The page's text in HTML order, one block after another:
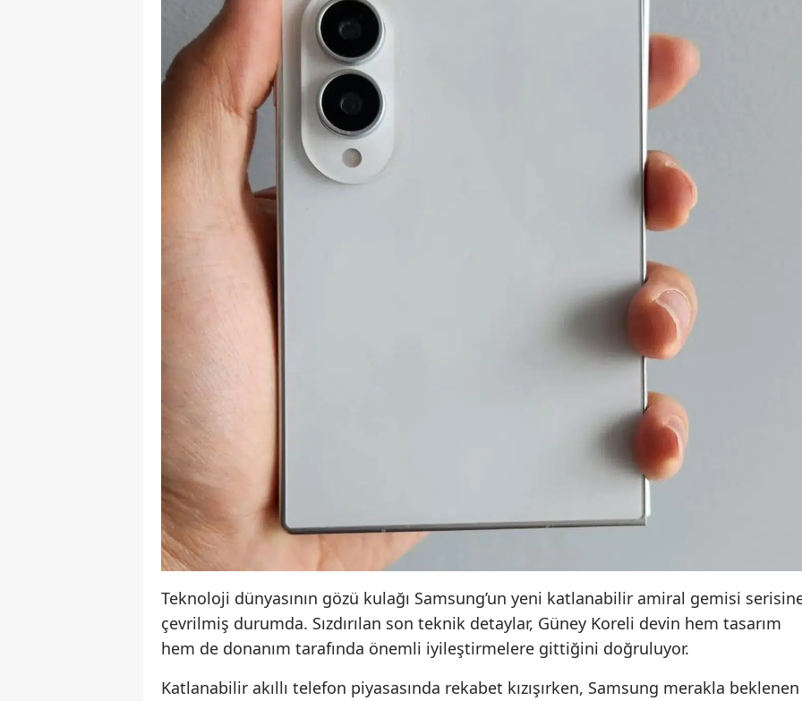
Teknoloji dünyasının gözü kulağı Samsung’un yeni katlanabilir amiral gemisi
çevrilmiş durumda. Sızdırılan son teknik detaylar, Güney Koreli devin hem tasarım
hem de donanım tarafında önemli iyileştirmelere gittiğini doğruluyor.
Katlanabilir akıllı telefon piyasasında rekabet kızışırken, Samsung merakla beklenen